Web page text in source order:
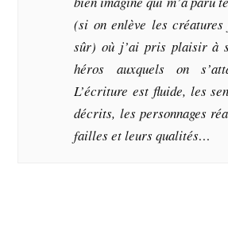
(si on enlève les créatures
sûr) où j’ai pris plaisir à
héros auxquels on
L’écriture est fluide, les
décrits, les personnages
failles et leurs qualités…